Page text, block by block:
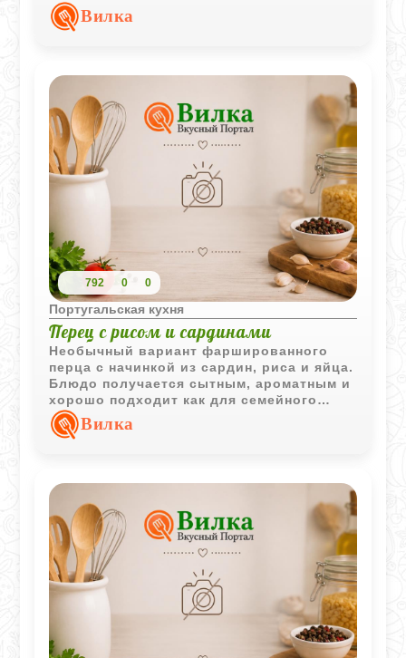
сочетается с картофельным пюре или
другими простыми гарнирами.
Вилка
792 0 0
Португальская кухня
Перец с рисом и сардинами
Необычный вариант фаршированного
перца с начинкой из сардин, риса и яйца.
Блюдо получается сытным, ароматным и
хорошо подходит как для семейного
обеда, так и для ужина.
Вилка